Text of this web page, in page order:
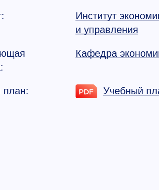
Институт
и управления
Кафедра
план: Учебный